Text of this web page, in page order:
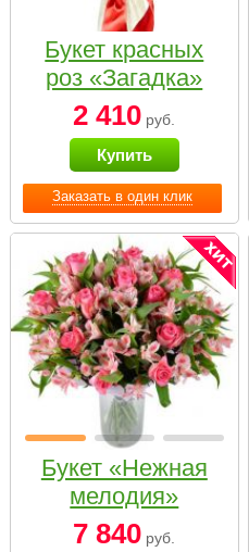
Заказать в один клик
Букет красных
роз «Загадка»
2 410 руб.
Купить
Букет «Нежная
мелодия»
7 840 руб.